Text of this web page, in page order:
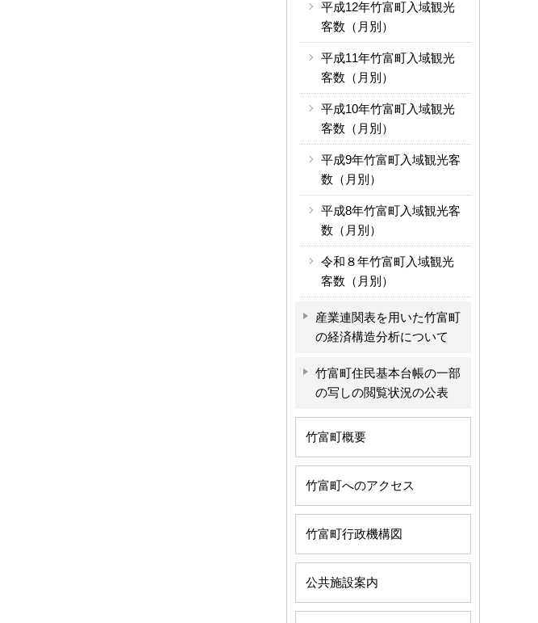
平成12年竹富町入域観光
客数（月別）
平成11年竹富町入域観光
客数（月別）
平成10年竹富町入域観光
客数（月別）
平成9年竹富町入域観光客
数（月別）
平成8年竹富町入域観光客
数（月別）
令和８年竹富町入域観光
客数（月別）
産業連関表を用いた竹富町
の経済構造分析について
竹富町住民基本台帳の一部
の写しの閲覧状況の公表
竹富町概要
竹富町へのアクセス
竹富町行政機構図
公共施設案内